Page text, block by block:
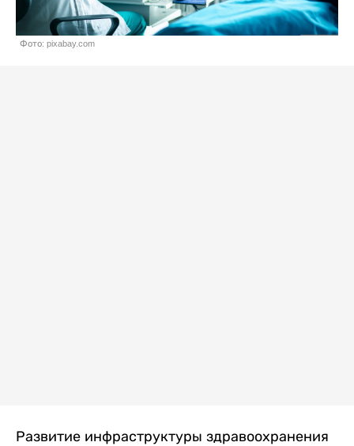
Фото: pixabay.com
Развитие инфраструктуры здравоохранения